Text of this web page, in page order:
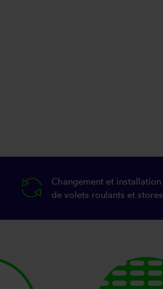
Changement et installation
de volets roulants et stores